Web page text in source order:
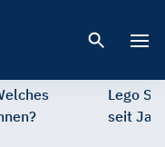
Lego
seit